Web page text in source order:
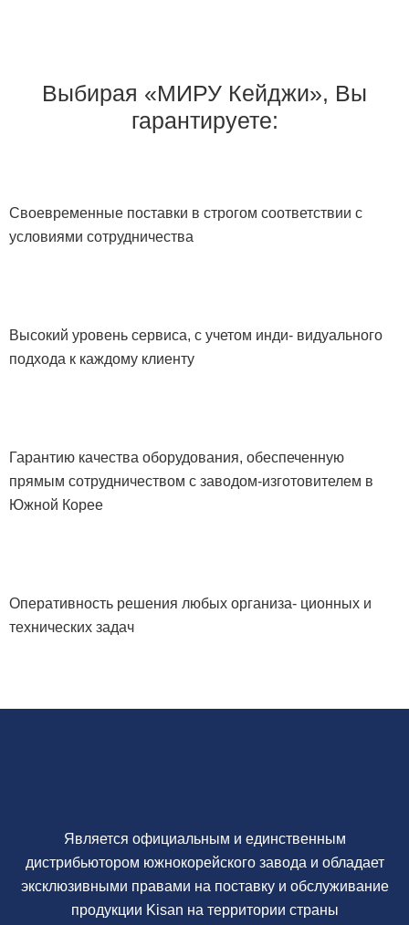
Выбирая «МИРУ Кейджи», Вы
гарантируете:
Своевременные поставки в строгом соответствии с
условиями сотрудничества
Высокий уровень сервиса, с учетом инди- видуального
подхода к каждому клиенту
Гарантию качества оборудования, обеспеченную
прямым сотрудничеством с заводом-изготовителем в
Южной Корее
Оперативность решения любых организа- ционных и
технических задач
Является официальным и единственным
дистрибьютором южнокорейского завода и обладает
эксклюзивными правами на поставку и обслуживание
продукции Kisan на территории страны